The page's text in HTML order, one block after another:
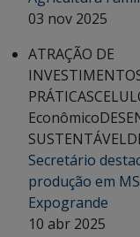
03 nov 2025
ATRAÇÃO DE
PRÁTICAS
Econômico
SUSTENTÁVEL
Secretário
produção em
Expogrande
10 abr 2025